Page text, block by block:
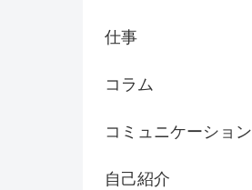
仕事
コラム
コミュニケーション
自己紹介